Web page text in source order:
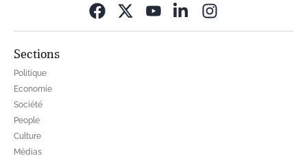
Sections
Politique
Economie
Société
People
Culture
Médias